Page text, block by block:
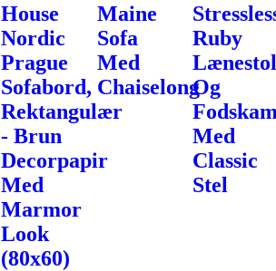
House
Nordic
Prague
Sofabord,
Rektangulær
- Brun
Decorpapir
Med
Marmor
Look
(80x60)
Maine
Sofa
Med
Chaiselong
Ruby
Og
Med
Classic
Stel